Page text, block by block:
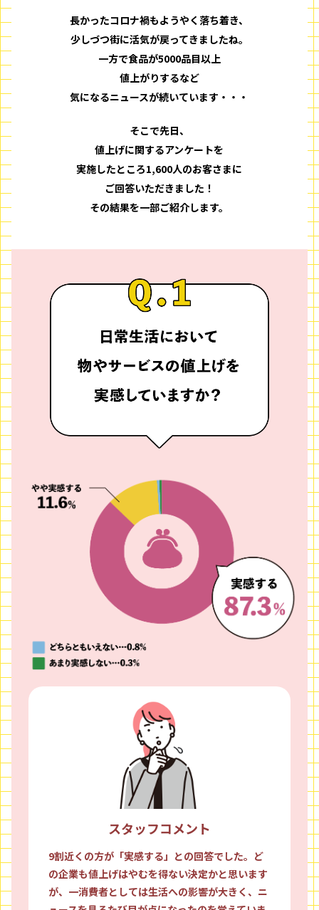
長かったコロナ禍もようやく落ち着き、
少しづつ街に活気が戻ってきましたね。
一方で食品が5000品目以上
値上がりするなど
気になるニュースが続いています・・・
そこで先日、
値上げに関するアンケートを
実施したところ1,600人のお客さまに
ご回答いただきました！
その結果を一部ご紹介します。
スタッフコメント
9割近くの方が「実感する」との回答でした。ど
の企業も値上げはやむを得ない決定かと思います
が、一消費者としては生活への影響が大きく、ニ